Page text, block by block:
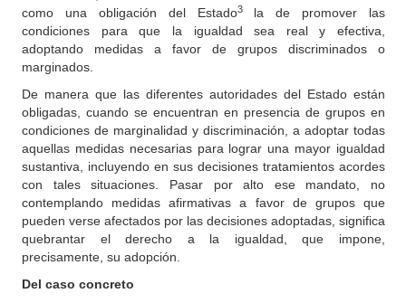
como una obligación del Estado3la de promover las
condiciones para que la igualdad sea real y efectiva,
adoptando medidas a favor de grupos discriminados o
marginados.
De manera que las diferentes autoridades del Estado están
obligadas, cuando se encuentran en presencia de grupos en
condiciones de marginalidad y discriminación, a adoptar todas
aquellas medidas necesarias para lograr una mayor igualdad
sustantiva, incluyendo en sus decisiones tratamientos acordes
con tales situaciones. Pasar por alto ese mandato, no
contemplando medidas afirmativas a favor de grupos que
pueden verse afectados por las decisiones adoptadas, significa
quebrantar el derecho a la igualdad, que impone,
precisamente, su adopción.
Del caso concreto